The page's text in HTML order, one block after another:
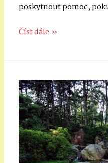
poskytnout pomoc,
Ohrožené
čr
Číst dále »